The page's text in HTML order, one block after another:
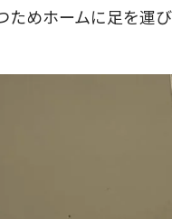
ためホームに足を運